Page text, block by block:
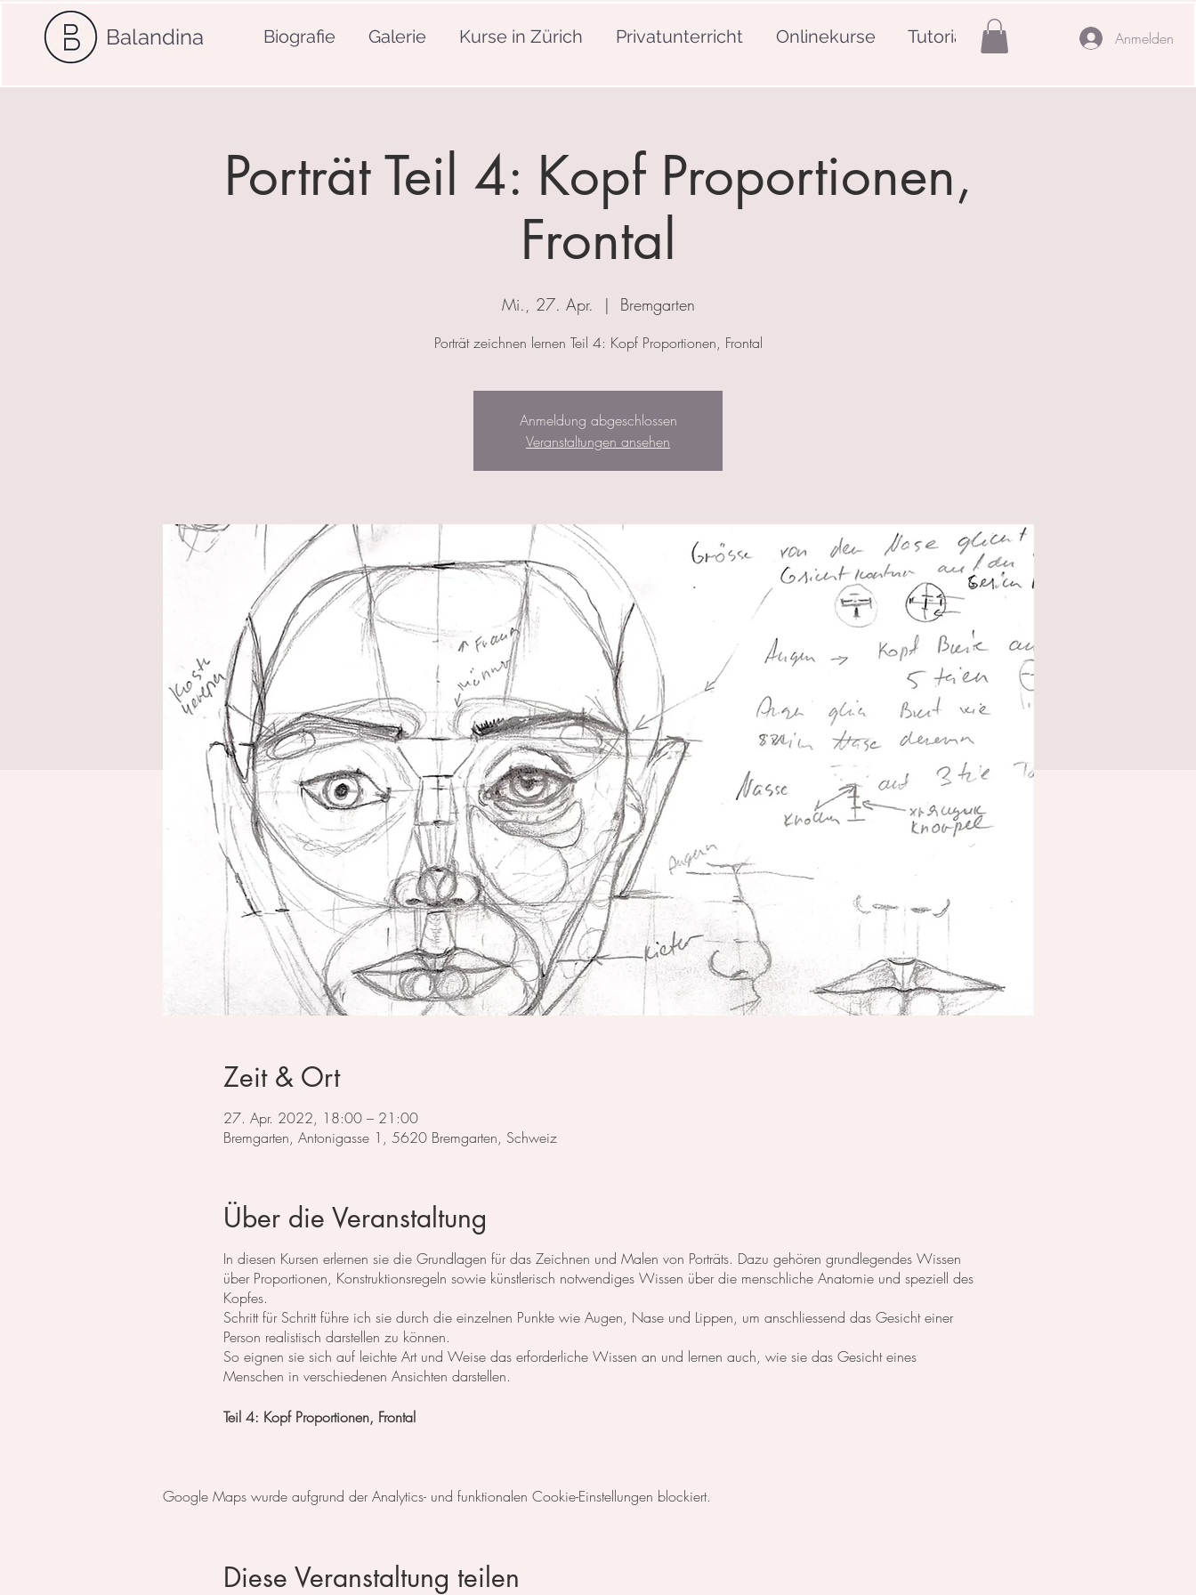
Balandina Biografie Galerie Kurse in Zürich Privatunterricht Onlinekurse Tutorials Anmelden
Porträt Teil 4: Kopf Proportionen,
Frontal
Mi., 27. Apr.
  |
Bremgarten
Porträt zeichnen lernen Teil 4: Kopf Proportionen, Frontal
Anmeldung abgeschlossen
Veranstaltungen ansehen
Zeit & Ort
27. Apr. 2022, 18:00 – 21:00
Bremgarten, Antonigasse 1, 5620 Bremgarten, Schweiz
Über die Veranstaltung
In diesen Kursen erlernen sie die Grundlagen für das Zeichnen und Malen von Porträts. Dazu gehören grundlegendes Wissen
über Proportionen, Konstruktionsregeln sowie künstlerisch notwendiges Wissen über die menschliche Anatomie und speziell des
Kopfes.
Schritt für Schritt führe ich sie durch die einzelnen Punkte wie Augen, Nase und Lippen, um anschliessend das Gesicht einer
Person realistisch darstellen zu können.
So eignen sie sich auf leichte Art und Weise das erforderliche Wissen an und lernen auch, wie sie das Gesicht eines
Menschen in verschiedenen Ansichten darstellen.
Teil 4: Kopf Proportionen, Frontal
Tag 2: Nase
Tag 5: Kopf im Profil
Tag 6: Kopf geneigt
Google Maps wurde aufgrund der Analytics- und funktionalen Cookie-Einstellungen blockiert.
Diese Veranstaltung teilen